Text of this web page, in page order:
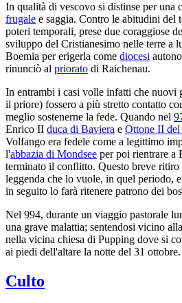
In qualità di vescovo si distinse per una
frugale e saggia. Contro le abitudini del
poteri temporali, prese due coraggiose
sviluppo del Cristianesimo nelle terre a
Boemia per erigerla come diocesi
rinunciò al priorato di Raichenau.
In entrambi i casi volle infatti che nuovi
il priore) fossero a più stretto contatto
meglio sostenerne la fede. Quando nel
Enrico II duca di Baviera e Ottone II del
Volfango era fedele come a legittimo
l'abbazia di Mondsee per poi rientrare a
terminato il conflitto. Questo breve
leggenda che lo vuole, in quel periodo,
in seguito lo farà ritenere patrono dei
Nel 994, durante un viaggio pastorale
una grave malattia; sentendosi vicino
nella vicina chiesa di Pupping dove si
ai piedi dell'altare la notte del 31 ottobre.
Culto